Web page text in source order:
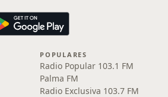
POPULARES
Radio Popular 103.1 FM
Palma FM
Radio Exclusiva 103.7 FM